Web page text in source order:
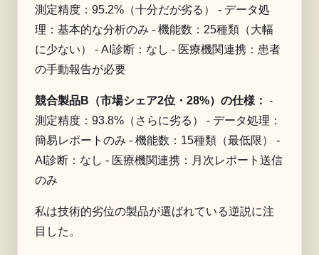
測定精度：95.2%（十分だが劣る） - データ処
理：基本的な分析のみ - 機能数：25種類（大幅
に少ない） - AI診断：なし - 医療機関連携：患者
の手動報告が必要
競合製品B（市場シェア2位・28%）の仕様： -
測定精度：93.8%（さらに劣る） - データ処理：
簡易レポートのみ - 機能数：15種類（最低限） -
AI診断：なし - 医療機関連携：月次レポート送信
のみ
私は技術的劣位の製品が選ばれている逆説に注
目した。